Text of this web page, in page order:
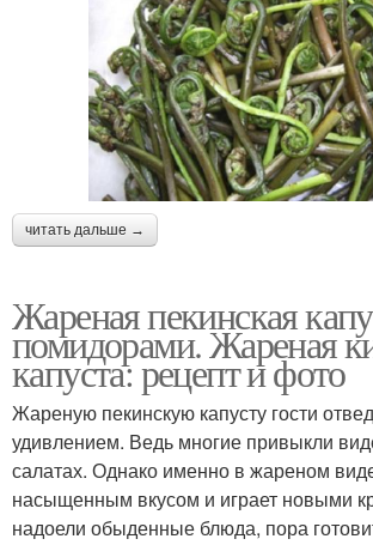
читать дальше →
Жареная пекинская
помидорами. Жареная
капуста: рецепт и фото
Жареную пекинскую капусту гости
удивлением. Ведь многие привыкли
салатах. Однако именно в жареном
насыщенным вкусом и играет новыми
надоели обыденные блюда, пора